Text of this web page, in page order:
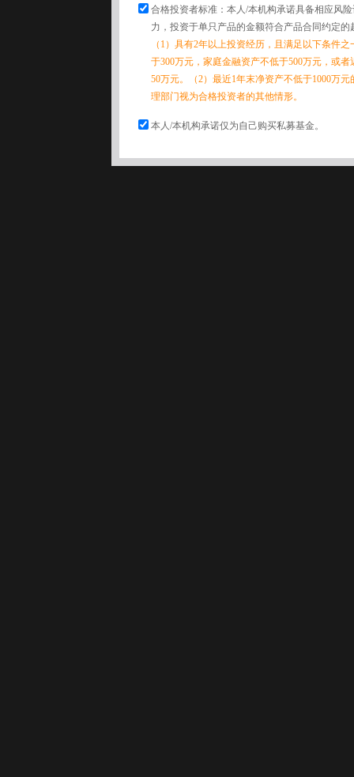
合格投资者标准：本人/本机构承诺具备相应风
力，投资于单只产品的金额符合产品合同约定的
（1）具有2年以上投资经历，且满足以下条件
于300万元，家庭金融资产不低于500万元，或
50万元。（2）最近1年末净资产不低于1000万
理部门视为合格投资者的其他情形。
本人/本机构承诺仅为自己购买私募基金。